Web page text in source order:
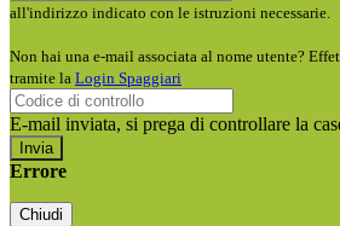
all'indirizzo indicato con le istruzioni necessarie.
Non hai una e-mail associata al nome utente?
tramite la Login Spaggiari
E-mail inviata, si prega di controllare la
Errore
Chiudi